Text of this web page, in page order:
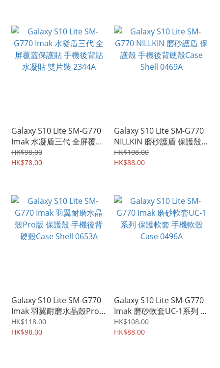
Galaxy S10 Lite SM-G770
Imak 水凝盾三代 全屏覆蓋
保護貼 手機後背貼 水凝貼
雙片裝 2344A
HK$98.00
HK$78.00
Galaxy S10 Lite SM-G770
NILLKIN 磨砂護盾 保護殼
手機後背硬殼Case Shell
0469A
HK$108.00
HK$88.00
Galaxy S10 Lite SM-G770
Imak 羽翼耐磨水晶殼Pro
版 保護殼 手機後背硬殼
Case Shell 0653A
HK$118.00
HK$98.00
Galaxy S10 Lite SM-G770
Imak 磨砂軟套UC-1系列 保
護軟套 手機軟殼Case
0496A
HK$108.00
HK$88.00